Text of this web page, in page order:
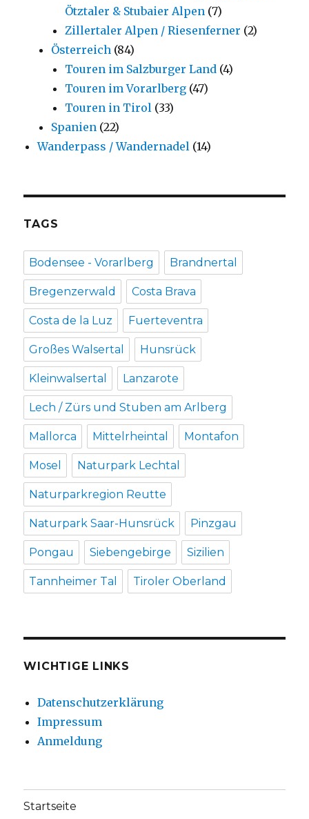
Ötztaler & Stubaier Alpen (7)
Zillertaler Alpen / Riesenferner (2)
Österreich (84)
Touren im Salzburger Land (4)
Touren im Vorarlberg (47)
Touren in Tirol (33)
Spanien (22)
Wanderpass / Wandernadel (14)
TAGS
Bodensee - Vorarlberg Brandnertal
Bregenzerwald Costa Brava
Costa de la Luz Fuerteventra
Großes Walsertal Hunsrück
Kleinwalsertal Lanzarote
Lech / Zürs und Stuben am Arlberg
Mallorca Mittelrheintal Montafon
Mosel Naturpark Lechtal
Naturparkregion Reutte
Naturpark Saar-Hunsrück Pinzgau
Pongau Siebengebirge Sizilien
Tannheimer Tal Tiroler Oberland
WICHTIGE LINKS
Datenschutzerklärung
Impressum
Anmeldung
Startseite